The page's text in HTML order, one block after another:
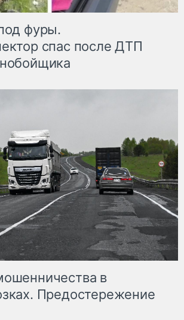
фуры.
спас после ДТП
в
Предостережение